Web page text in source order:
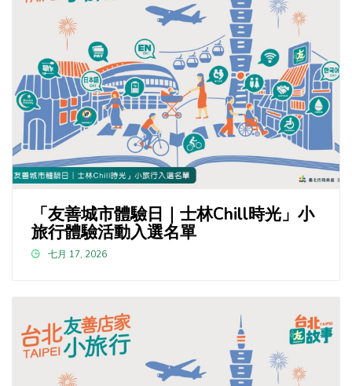
「友善城市體驗日｜士林Chill時光」小
旅行體驗活動入選名單
七月 17, 2026